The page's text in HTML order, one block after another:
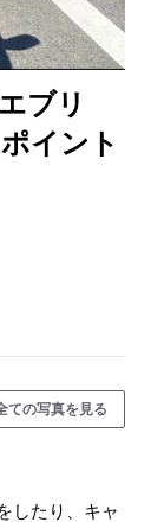
ブリ
イント
の写真を見る
したり、キャ